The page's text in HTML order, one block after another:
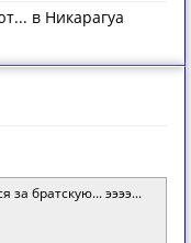
в Никарагуа
за братскую... ээээ...